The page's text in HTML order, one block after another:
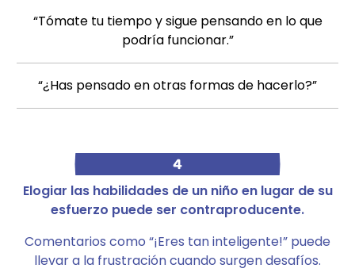
“Tómate tu tiempo y sigue pensando en lo que
podría funcionar.”
“¿Has pensado en otras formas de hacerlo?”
4
Elogiar las habilidades de un niño en lugar de su
esfuerzo puede ser contraproducente.
Comentarios como “¡Eres tan inteligente!” puede
llevar a la frustración cuando surgen desafíos.